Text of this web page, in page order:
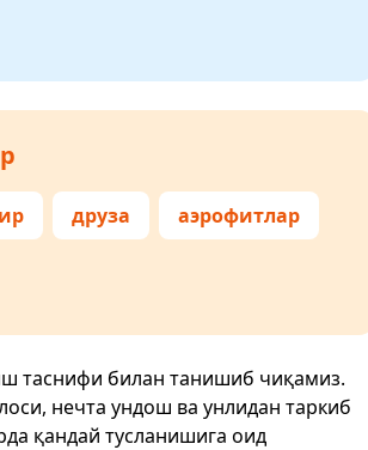
друза аэрофитлар
таснифи билан танишиб чиқамиз.
нечта ундош ва унлидан таркиб
қандай тусланишига оид